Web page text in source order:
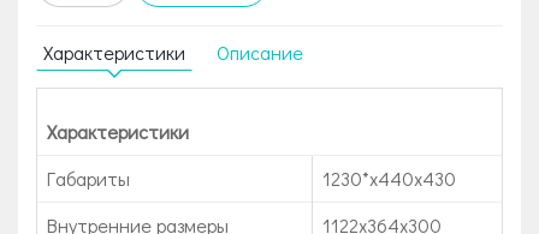
Характеристики Описание
Характеристики
Габариты
1230*x440x430
Внутренние размеры
1122x364x300